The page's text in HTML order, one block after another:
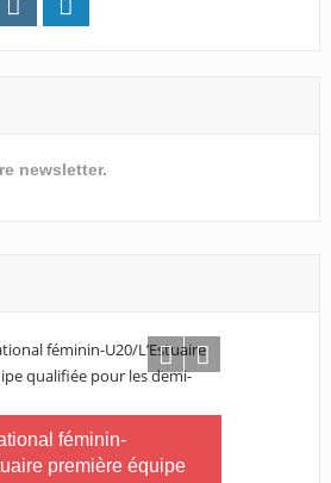
newsletter.
féminin-
première équipe